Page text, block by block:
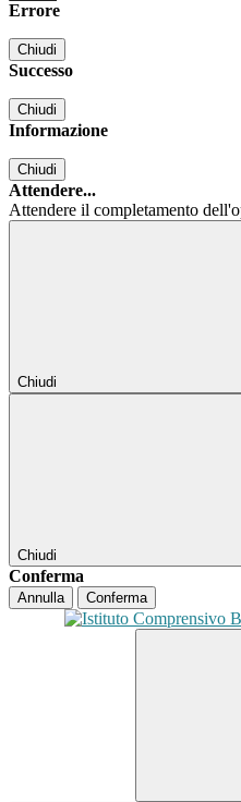
Errore
Chiudi
Successo
Chiudi
Informazione
Chiudi
Attendere...
Attendere il completamento
Chiudi
Chiudi
Conferma
Annulla Conferma